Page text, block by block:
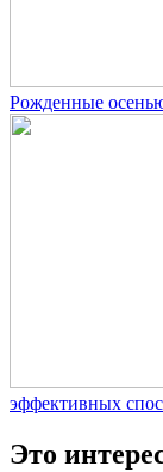
Рожденные
эффективных
Это